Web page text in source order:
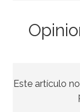
Este artículo